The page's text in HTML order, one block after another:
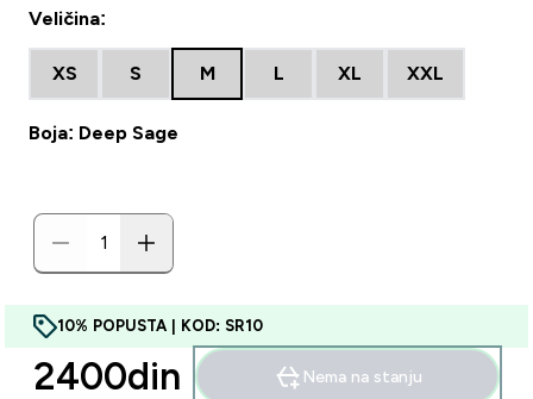
Veličina:
XS S M L XL XXL
Boja: Deep Sage
10% POPUSTA | KOD: SR10
2400din‎ Nema na stanju